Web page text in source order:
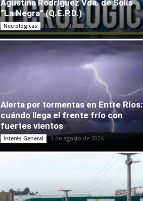
Agustina Rodríguez Vda. de Solís
“La Negra” (Q.E.P.D.)
Necrológicas 5 de agosto de 2026
Alerta por tormentas en Entre Ríos:
cuándo llega el frente frío con
fuertes vientos
Interés General 4 de agosto de 2026